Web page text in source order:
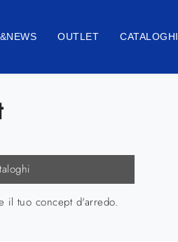
OUTLET CATALOGHI
il tuo concept d'arredo.